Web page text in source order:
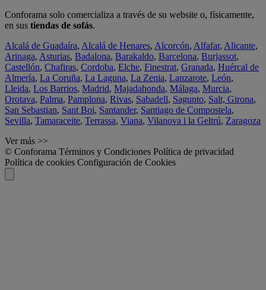
Conforama solo comercializa a través de su website o, físicamente,
en sus tiendas de sofás.
Alcalá de Guadaíra, Alcalá de Henares, Alcorcón, Alfafar, Alicante,
Arinaga, Asturias, Badalona, Barakaldo, Barcelona, Burjassot,
Castellón, Chafiras, Cordoba, Elche, Finestrat, Granada, Huércal de
Almería, La Coruña, La Laguna, La Zenia, Lanzarote, León,
Lleida, Los Barrios, Madrid, Majadahonda, Málaga, Murcia,
Orotava, Palma, Pamplona, Rivas, Sabadell, Sagunto, Salt, Girona,
San Sebastian, Sant Boi, Santander, Santiago de Compostela,
Sevilla, Tamaraceite, Terrassa, Viana, Vilanova i la Geltrú, Zaragoza
Ver más >>
© Conforama Términos y Condiciones Política de privacidad
Política de cookies Configuración de Cookies